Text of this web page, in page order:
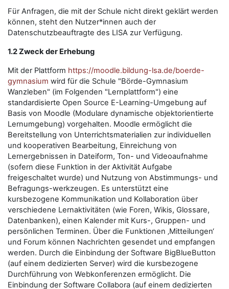
Für Anfragen, die mit der Schule nicht direkt geklärt werden
können, steht den Nutzer*innen auch der
Datenschutzbeauftragte des LISA zur Verfügung.
1.2 Zweck der Erhebung
Mit der Plattform https://moodle.bildung-lsa.de/boerde-
gymnasium wird für die Schule "Börde-Gymnasium
Wanzleben" (im Folgenden "Lernplattform") eine
standardisierte Open Source E-Learning-Umgebung auf
Basis von Moodle (Modulare dynamische objektorientierte
Lernumgebung) vorgehalten. Moodle ermöglicht die
Bereitstellung von Unterrichtsmaterialien zur individuellen
und kooperativen Bearbeitung, Einreichung von
Lernergebnissen in Dateiform, Ton- und Videoaufnahme
(sofern diese Funktion in der Aktivität Aufgabe
freigeschaltet wurde) und Nutzung von Abstimmungs- und
Befragungs-werkzeugen. Es unterstützt eine
kursbezogene Kommunikation und Kollaboration über
verschiedene Lernaktivitäten (wie Foren, Wikis, Glossare,
Datenbanken), einen Kalender mit Kurs-, Gruppen- und
persönlichen Terminen. Über die Funktionen ‚Mitteilungen‘
und Forum können Nachrichten gesendet und empfangen
werden. Durch die Einbindung der Software BigBlueButton
(auf einem dedizierten Server) wird die kursbezogene
Durchführung von Webkonferenzen ermöglicht. Die
Einbindung der Software Collabora (auf einem dedizierten